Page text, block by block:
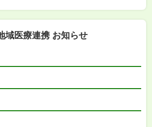
域医療連携 お知らせ